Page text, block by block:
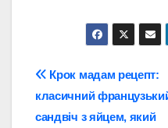
Навігація
записів
Крок мадам рецепт:
класичний
сандвіч з яйцем, який